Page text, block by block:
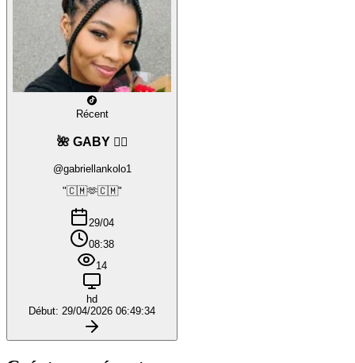
Récent
🌺 GABY ❤️‍🔥
@gabriellankolo1
"🇨🇲🫶🇨🇲"
29/04
08:38
14
hd
Début: 29/04/2026 06:49:34